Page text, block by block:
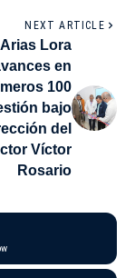
NEXT ARTICLE
Arias Lora
en
100
bajo
del
Víctor
Rosario